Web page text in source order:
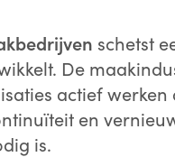
schetst
De
actief
en
is.